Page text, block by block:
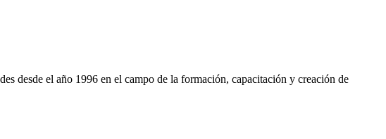
desde el año 1996 en el campo de la formación, capacitación y creación de